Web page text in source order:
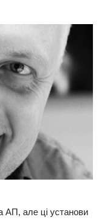
але ці установи